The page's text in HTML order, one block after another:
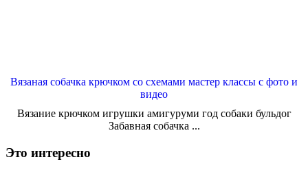
Вязаная собачка крючком со схемами мастер классы с фото и
видео
Вязание крючком игрушки амигуруми год собаки бульдог
Забавная собачка ...
Это интересно